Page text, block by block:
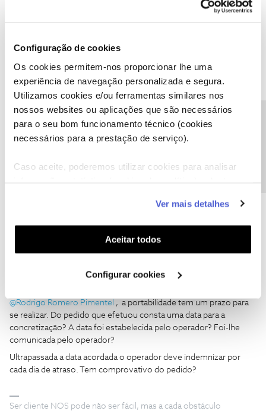
Configuração de cookies
Os cookies permitem-nos proporcionar lhe uma
experiência de navegação personalizada e segura.
Utilizamos cookies e/ou ferramentas similares nos
nossos websites ou aplicações que são necessários
para o seu bom funcionamento técnico (cookies
necessários para a prestação de serviço).
Caso aceite, poderemos utilizar cookies para analisar
funcionalidades (cookies de personalização e
funcionalidade) e adaptar anúncios aos seus interesses
(cookies de publicidade personalizada). Pode gerir a
utilização dos cookies clicando em "Configurar
Ver mais detalhes
Aceitar todos
Configurar cookies
Tiago C. Forum|Forum|6 years ago
Olá@Rodrigo Romero Pimentel,
Para enviar uma mensagem privada, só precisa de carregar na
mensagem".
Ajude a comunidade a encontrar informação relevante. Marque
Forum|Forum|6 years ago
@Rodrigo Romero Pimentel , a portabilidade tem um prazo para
se realizar. Do pedido que efetuou consta uma data para a
concretização? A data foi estabelecida pelo operador? Foi-lhe
comunicada pelo operador?
Ultrapassada a data acordada o operador deve indemnizar por
cada dia de atraso. Tem comprovativo do pedido?
Ser cliente NOS pode não ser fácil, mas a cada obstáculo